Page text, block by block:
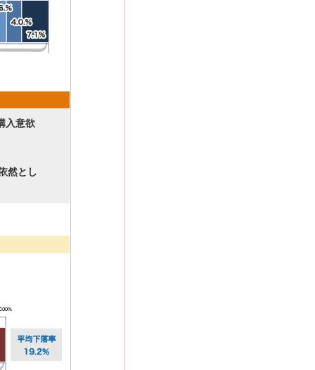
入意欲
然とし